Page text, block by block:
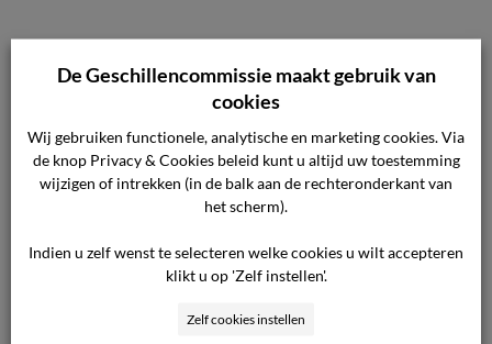
Kan iemand
anders voor
mij de klacht
indienen?
Ja, als u wilt, kan iemand u
De Geschillencommissie maakt gebruik van
cookies
Wij gebruiken functionele, analytische en marketing cookies. Via
de knop Privacy & Cookies beleid kunt u altijd uw toestemming
wijzigen of intrekken (in de balk aan de rechteronderkant van
het scherm).
Indien u zelf wenst te selecteren welke cookies u wilt accepteren
klikt u op 'Zelf instellen'.
Zelf cookies instellen